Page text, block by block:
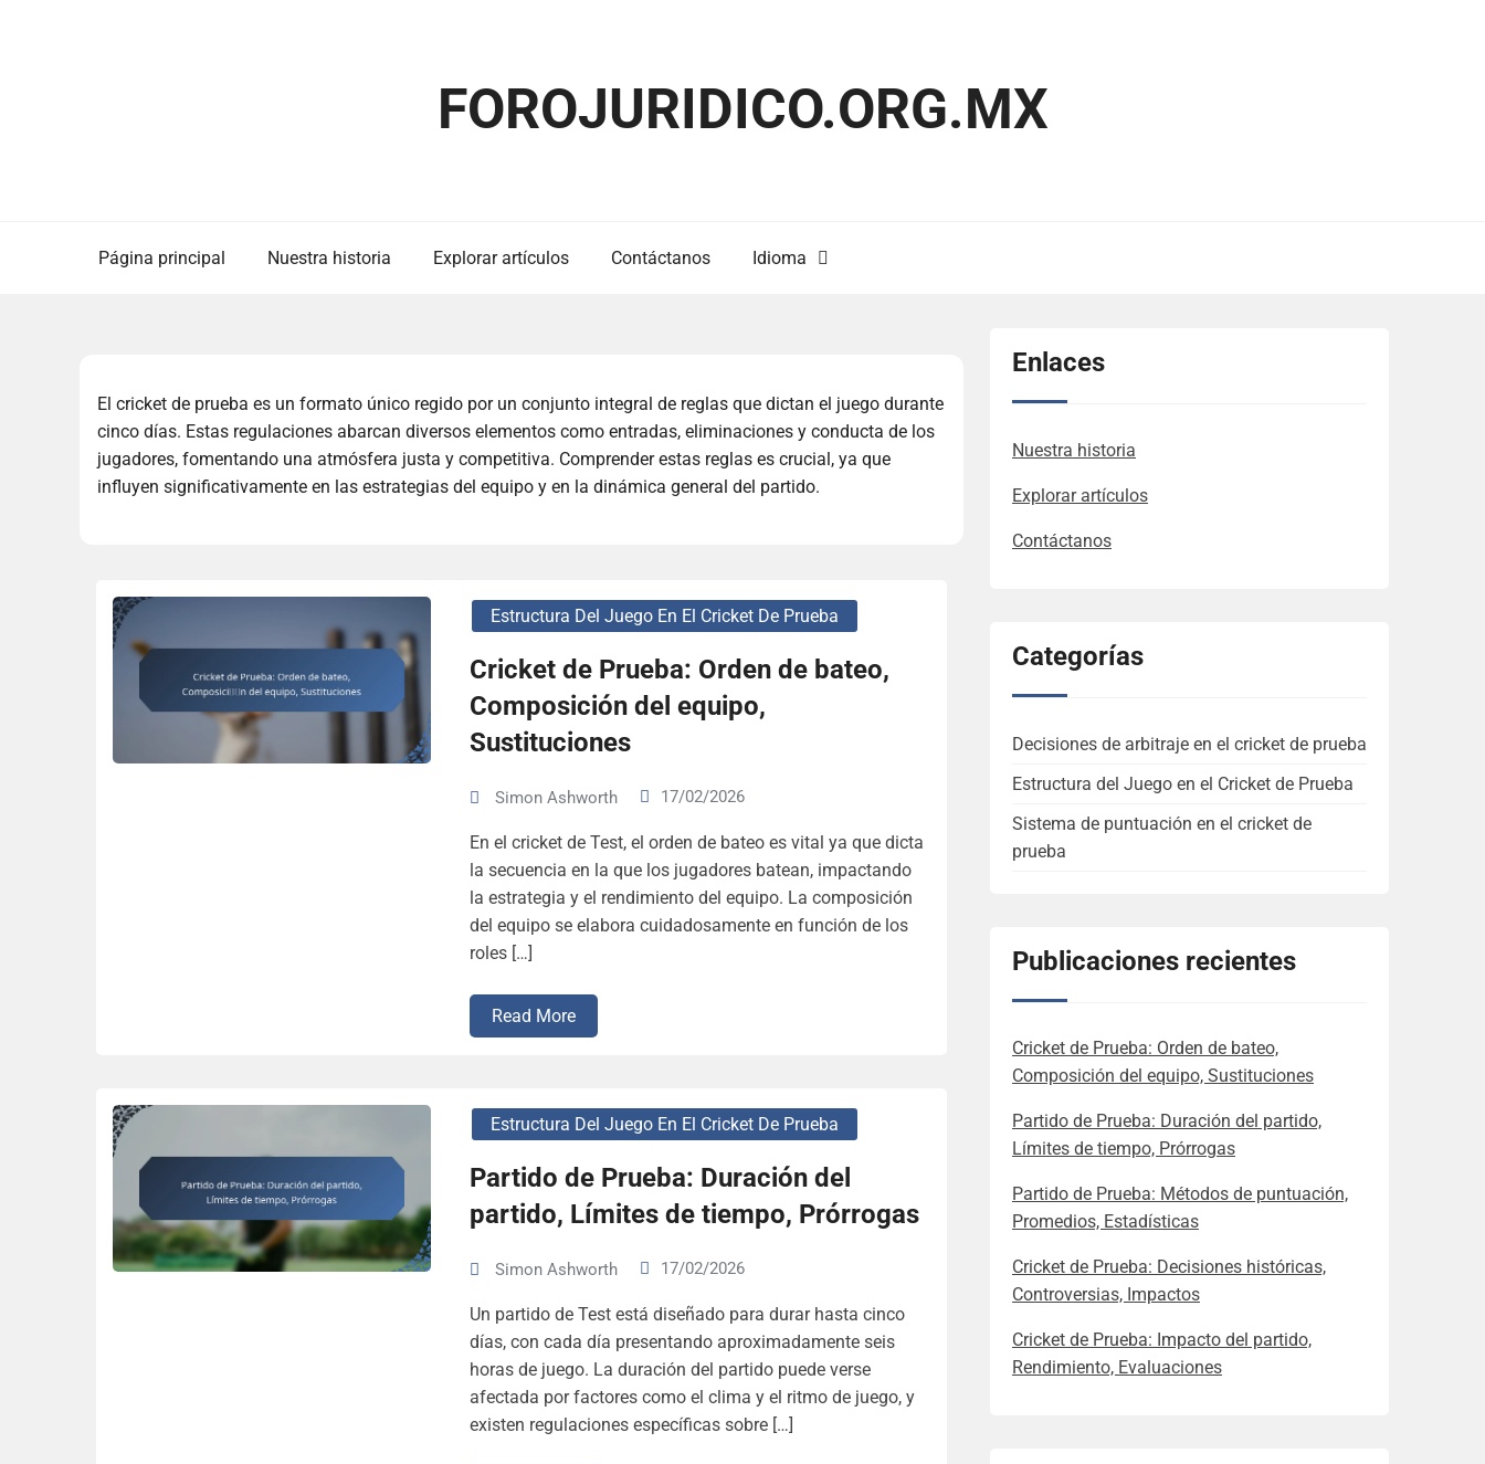
FOROJURIDICO.ORG.MX
Página principal Nuestra historia Explorar artículos Contáctanos Idioma
El cricket de prueba es un formato único regido por un conjunto integral de reglas que dictan el juego durante
cinco días. Estas regulaciones abarcan diversos elementos como entradas, eliminaciones y conducta de los
jugadores, fomentando una atmósfera justa y competitiva. Comprender estas reglas es crucial, ya que
influyen significativamente en las estrategias del equipo y en la dinámica general del partido.
Estructura Del Juego En El Cricket De Prueba
Cricket de Prueba: Orden de bateo,
Composición del equipo,
Sustituciones
Simon Ashworth 17/02/2026
En el cricket de Test, el orden de bateo es vital ya que dicta
la secuencia en la que los jugadores batean, impactando
la estrategia y el rendimiento del equipo. La composición
del equipo se elabora cuidadosamente en función de los
roles […]
Read More
Estructura Del Juego En El Cricket De Prueba
Partido de Prueba: Duración del
partido, Límites de tiempo, Prórrogas
Simon Ashworth 17/02/2026
Un partido de Test está diseñado para durar hasta cinco
días, con cada día presentando aproximadamente seis
horas de juego. La duración del partido puede verse
afectada por factores como el clima y el ritmo de juego, y
existen regulaciones específicas sobre […]
Enlaces
Nuestra historia
Explorar artículos
Contáctanos
Categorías
Decisiones de arbitraje en el cricket de prueba
Estructura del Juego en el Cricket de Prueba
Sistema de puntuación en el cricket de
prueba
Publicaciones recientes
Cricket de Prueba: Orden de bateo,
Composición del equipo, Sustituciones
Partido de Prueba: Duración del partido,
Límites de tiempo, Prórrogas
Partido de Prueba: Métodos de puntuación,
Promedios, Estadísticas
Cricket de Prueba: Decisiones históricas,
Controversias, Impactos
Cricket de Prueba: Impacto del partido,
Rendimiento, Evaluaciones